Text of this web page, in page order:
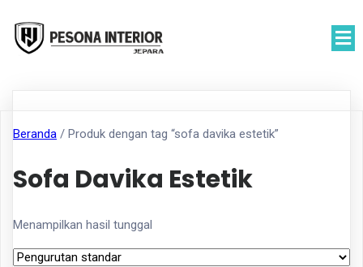
Beranda / Produk dengan tag “sofa davika estetik”
Sofa Davika Estetik
Menampilkan hasil tunggal